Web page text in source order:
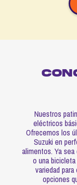
Nuestros
eléctricos
Ofrecemos los
Suzuki en
alimentos. Ya
o una
variedad
opciones